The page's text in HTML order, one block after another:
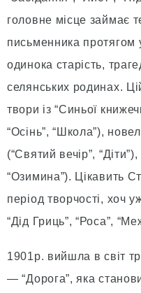
головне місце займає
письменника протягом
одинока старість,
селянських родинах.
твори із “Синьої
“Осінь”, “Школа”),
(“Святий вечір”,
“Озимина”). Цікавить
період творчості, хоч
“Дід Гриць”, “Роса”,
1901р. вийшла в світ
— “Дорога”, яка